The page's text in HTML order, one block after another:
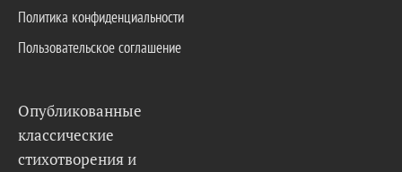
Политика конфиденциальности
Пользовательское соглашение
Опубликованные
классические
стихотворения и